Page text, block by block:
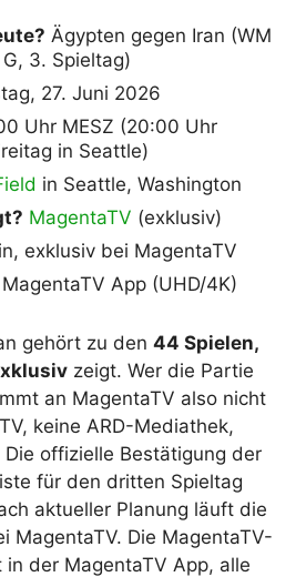
Ägypten gegen Iran (WM
3. Spieltag)
27. Juni 2026
Uhr MESZ (20:00 Uhr
in Seattle)
in Seattle, Washington
MagentaTV (exklusiv)
exklusiv bei MagentaTV
MagentaTV App (UHD/4K)
gehört zu den 44 Spielen,
zeigt. Wer die Partie
an MagentaTV also nicht
keine ARD-Mediathek,
Die offizielle Bestätigung der
für den dritten Spieltag
aktueller Planung läuft die
MagentaTV. Die MagentaTV-
der MagentaTV App, alle